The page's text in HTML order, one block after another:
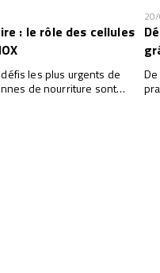
: le rôle des cellules
les plus urgents de
de nourriture sont